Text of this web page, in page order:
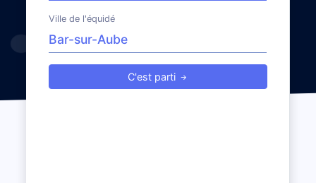
Ville de l'équidé
C'est parti